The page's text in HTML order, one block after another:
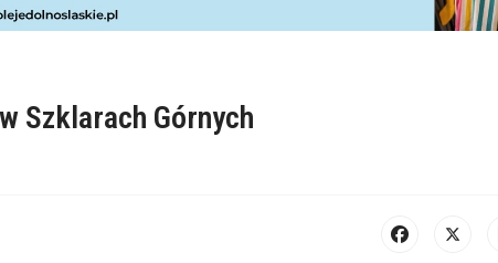
Szklarach Górnych